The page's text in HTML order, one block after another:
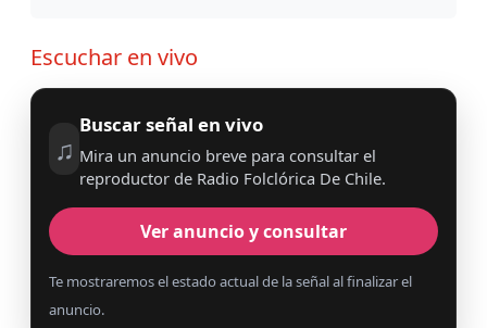
Escuchar en vivo
♫
Buscar señal en vivo
Mira un anuncio breve para consultar el
reproductor de Radio Folclórica De Chile.
Ver anuncio y consultar
Te mostraremos el estado actual de la señal al finalizar el
anuncio.